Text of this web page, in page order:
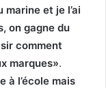
et je l’ai
on gagne du
comment
marques».
à l’école mais